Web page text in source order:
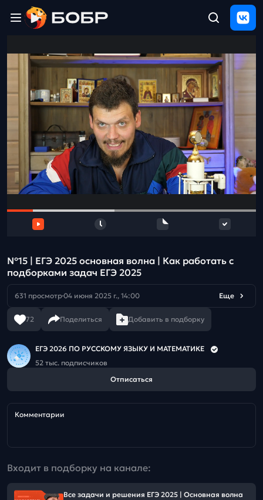
ЩЕЛЧОК
2026
Полезные
материалы
Проверка
сочинений
поддержка
и
№15 | ЕГЭ 2025 основная волна | Как работать с
подборками задач ЕГЭ 2025
631 просмотр04 июня 2025 г., 14:00 Еще
72 Поделиться Добавить в подборку
ЕГЭ 2026 ПО РУССКОМУ ЯЗЫКУ И МАТЕМАТИКЕ
52 тыс. подписчиков
Отписаться
Комментарии
Входит в подборку на канале:
Все задачи и решения ЕГЭ 2025 | Основная волна